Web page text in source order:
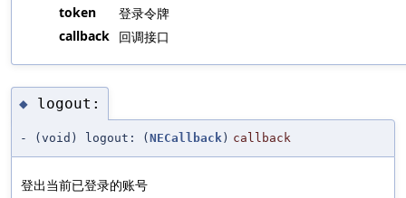
token
登录令牌
callback 回调接口
◆ logout:
- (void) logout: ( NECallback ) callback
登出当前已登录的账号